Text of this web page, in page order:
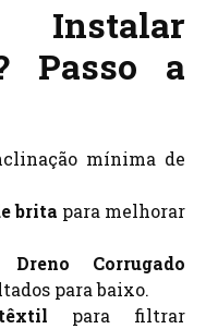
Passo a
mínima de
brita para melhorar
Corrugado
para baixo.
para filtrar